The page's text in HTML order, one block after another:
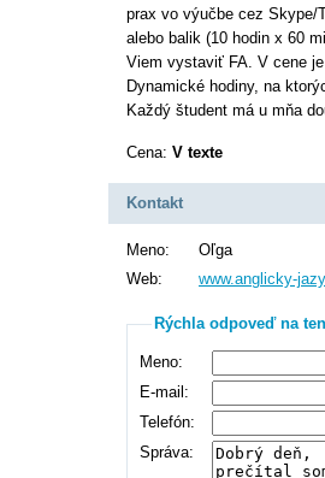
prax vo výučbe cez Skype/
alebo balik (10 hodin x 60
Viem vystaviť FA. V cene
Dynamické hodiny, na
Každý študent má u mňa
Cena: V texte
Kontakt
Meno:
Oľga
Web:
www.anglicky-
Rýchla odpoveď na
Meno:
E-mail:
Telefón:
Správa: